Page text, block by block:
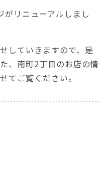
がリニューアルしまし
していきますので、是
、南町2丁目のお店の情
てご覧ください。